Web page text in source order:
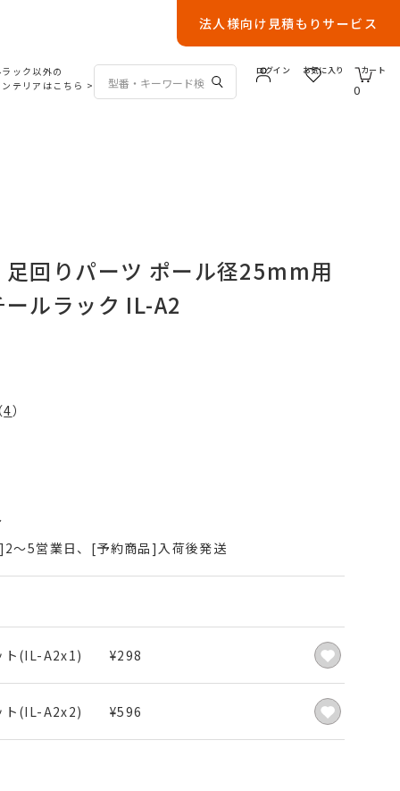
法人様向け見積もりサービス
ック以外の
テリアはこちら >
ログイン お気に入り
0
カート
足回りパーツ ポール径25mm用
ルラック IL-A2
4）
～5営業日、[予約商品]入荷後発送
ト(IL-A2x1) ¥298
ト(IL-A2x2) ¥596